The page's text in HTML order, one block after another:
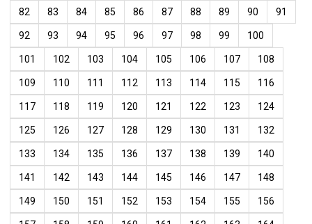
82 83 84 85 86 87 88 89 90 91
92 93 94 95 96 97 98 99 100
101 102 103 104 105 106 107 108
109 110 111 112 113 114 115 116
117 118 119 120 121 122 123 124
125 126 127 128 129 130 131 132
133 134 135 136 137 138 139 140
141 142 143 144 145 146 147 148
149 150 151 152 153 154 155 156